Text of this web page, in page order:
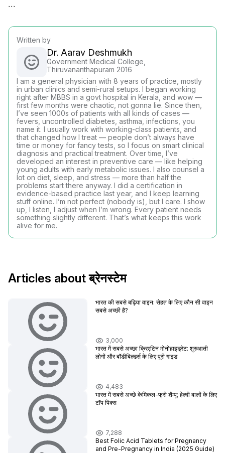
```
Written by
Dr. Aarav Deshmukh
Government Medical College,
Thiruvananthapuram 2016
I am a general physician with 8 years of practice, mostly
in urban clinics and semi-rural setups. I began working
right after MBBS in a govt hospital in Kerala, and wow —
first few months were chaotic, not gonna lie. Since then,
I’ve seen 1000s of patients with all kinds of cases —
fevers, uncontrolled diabetes, asthma, infections, you
name it. I usually work with working-class patients, and
that changed how I treat — people don’t always have
time or money for fancy tests, so I focus on smart clinical
diagnosis and practical treatment. Over time, I’ve
developed an interest in preventive care — like helping
young adults with early metabolic issues. I also counsel a
lot on diet, sleep, and stress — more than half the
problems start there anyway. I did a certification in
evidence-based practice last year, and I keep learning
stuff online. I’m not perfect (nobody is), but I care. I show
up, I listen, I adjust when I’m wrong. Every patient needs
something slightly different. That’s what keeps this work
alive for me.
Articles about ब्रेनस्टेम
भारत की सबसे बढ़िया वाइन: सेहत के लिए कौन सी वाइन
सबसे अच्छी है?
3,000
भारत में सबसे अच्छा क्रिएटिन मोनोहाइड्रेट: शुरुआती
लोगों और बॉडीबिल्डर्स के लिए पूरी गाइड
4,483
भारत में सबसे अच्छे केमिकल-फ्री शैम्पू: हेल्दी बालों के लिए
टॉप पिक्स
7,288
Best Folic Acid Tablets for Pregnancy
and Pre-Pregnancy in India (2025 Guide)